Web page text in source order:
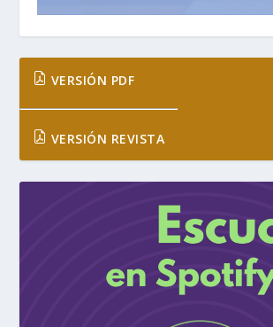
VERSIÓN PDF
VERSIÓN REVISTA